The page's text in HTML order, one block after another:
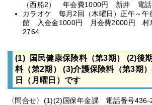
（西船2） 年会費1000円 新井 電話
カラオケ 毎月2回（木曜日）正午～
館 入会金1000円 月会費2000円 村
2764
(1) 国民健康保険料（第3期） (2)後
料（第2期） (3)介護保険料（第3期
日（月曜日）です
〈問合せ〉(1)(2)国保年金課 電話番号